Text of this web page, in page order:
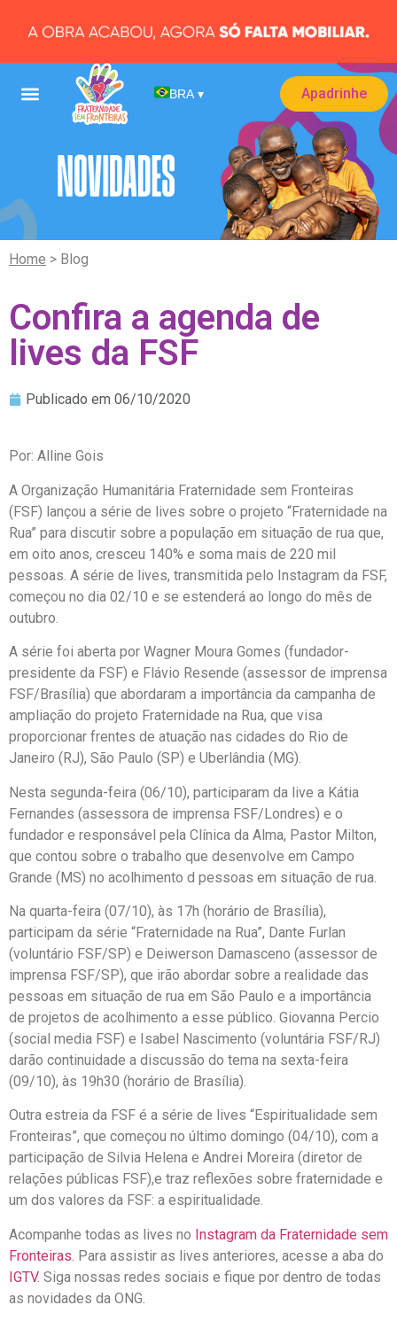
BRA ▾ Apadrinhe
Home > Blog
Confira a agenda de
lives da FSF
Publicado em 06/10/2020
Por: Alline Gois
A Organização Humanitária Fraternidade sem Fronteiras
(FSF) lançou a série de lives sobre o projeto “Fraternidade na
Rua” para discutir sobre a população em situação de rua que,
em oito anos, cresceu 140% e soma mais de 220 mil
pessoas. A série de lives, transmitida pelo Instagram da FSF,
começou no dia 02/10 e se estenderá ao longo do mês de
outubro.
A série foi aberta por Wagner Moura Gomes (fundador-
presidente da FSF) e Flávio Resende (assessor de imprensa
FSF/Brasília) que abordaram a importância da campanha de
ampliação do projeto Fraternidade na Rua, que visa
proporcionar frentes de atuação nas cidades do Rio de
Janeiro (RJ), São Paulo (SP) e Uberlândia (MG).
Nesta segunda-feira (06/10), participaram da live a Kátia
Fernandes (assessora de imprensa FSF/Londres) e o
fundador e responsável pela Clínica da Alma, Pastor Milton,
que contou sobre o trabalho que desenvolve em Campo
Grande (MS) no acolhimento d pessoas em situação de rua.
Na quarta-feira (07/10), às 17h (horário de Brasília),
participam da série “Fraternidade na Rua”, Dante Furlan
(voluntário FSF/SP) e Deiwerson Damasceno (assessor de
imprensa FSF/SP), que irão abordar sobre a realidade das
pessoas em situação de rua em São Paulo e a importância
de projetos de acolhimento a esse público. Giovanna Percio
(social media FSF) e Isabel Nascimento (voluntária FSF/RJ)
darão continuidade a discussão do tema na sexta-feira
(09/10), às 19h30 (horário de Brasília).
Outra estreia da FSF é a série de lives “Espiritualidade sem
Fronteiras”, que começou no último domingo (04/10), com a
participação de Silvia Helena e Andrei Moreira (diretor de
relações públicas FSF),e traz reflexões sobre fraternidade e
um dos valores da FSF: a espiritualidade.
Acompanhe todas as lives no Instagram da Fraternidade sem
Fronteiras. Para assistir as lives anteriores, acesse a aba do
IGTV. Siga nossas redes sociais e fique por dentro de todas
as novidades da ONG.